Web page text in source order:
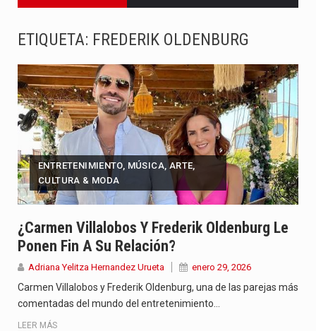
Abelardo de la Espriella asumió este viernes 7 de agosto…
La llegada de Álvaro Uribe Vélez a la ceremonia de…
Con una salva de 21 cañonazos se cumplieron los honores…
El presidente electo Abelardo de la Espriella aseguró que durante…
Las autoridades sanitarias de Francia y España mantienen bajo vigilancia…
ETIQUETA: FREDERIK OLDENBURG
ENTRETENIMIENTO, MÚSICA, ARTE,
CULTURA & MODA
¿Carmen Villalobos Y Frederik Oldenburg Le
Ponen Fin A Su Relación?
Adriana Yelitza Hernandez Urueta enero 29, 2026
Carmen Villalobos y Frederik Oldenburg, una de las parejas más
comentadas del mundo del entretenimiento…
LEER MÁS